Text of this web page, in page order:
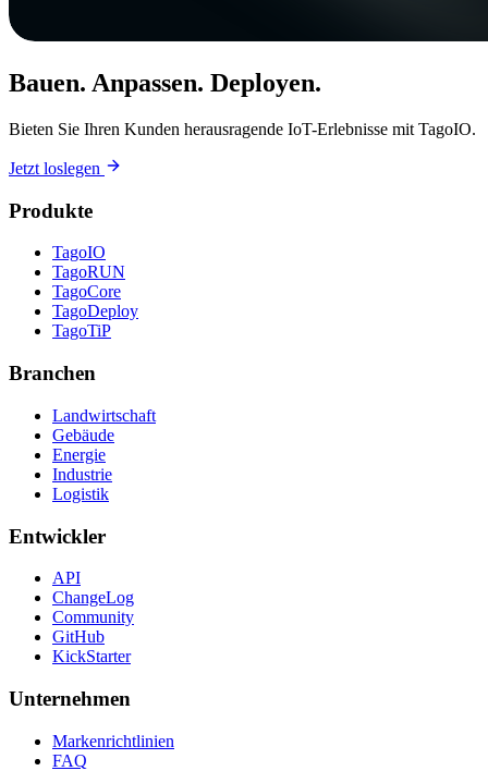
Bauen. Anpassen. Deployen.
Bieten Sie Ihren Kunden herausragende IoT-Erlebnisse mit TagoIO.
Jetzt loslegen
Produkte
TagoIO
TagoRUN
TagoCore
TagoDeploy
TagoTiP
Branchen
Landwirtschaft
Gebäude
Energie
Industrie
Logistik
Entwickler
API
ChangeLog
Community
GitHub
KickStarter
Unternehmen
Markenrichtlinien
FAQ